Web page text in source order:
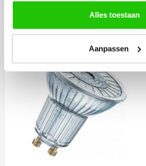
Alles toestaan
Aanpassen
Philips LED lamp 3w
Gu10 dimbaar